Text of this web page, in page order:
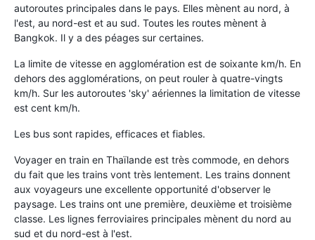
autoroutes principales dans le pays. Elles mènent au nord, à
l'est, au nord-est et au sud. Toutes les routes mènent à
Bangkok. Il y a des péages sur certaines.
La limite de vitesse en agglomération est de soixante km/h. En
dehors des agglomérations, on peut rouler à quatre-vingts
km/h. Sur les autoroutes 'sky' aériennes la limitation de vitesse
est cent km/h.
Les bus sont rapides, efficaces et fiables.
Voyager en train en Thaïlande est très commode, en dehors
du fait que les trains vont très lentement. Les trains donnent
aux voyageurs une excellente opportunité d'observer le
paysage. Les trains ont une première, deuxième et troisième
classe. Les lignes ferroviaires principales mènent du nord au
sud et du nord-est à l'est.